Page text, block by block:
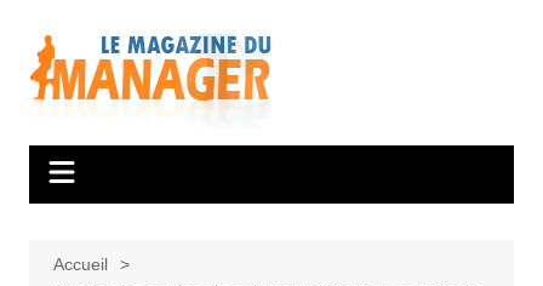
contenu
Accueil